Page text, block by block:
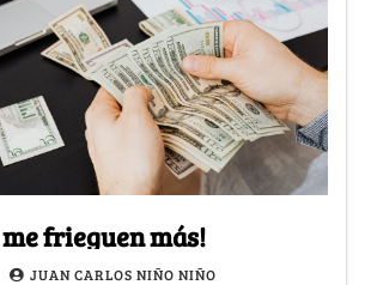
me frieguen más!
JUAN CARLOS NIÑO NIÑO